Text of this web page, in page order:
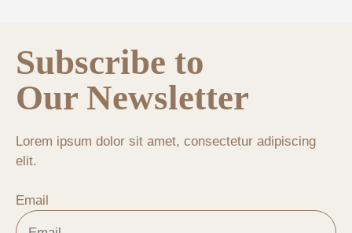
Subscribe to
Our Newsletter
Lorem ipsum dolor sit amet, consectetur adipiscing
elit.
Email